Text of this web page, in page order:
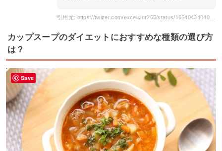
引用元: https://twitter.com/excelsior265/status/1664043404052029441
カップスープのダイエットにおすすめな種類の選び方
は？
Save